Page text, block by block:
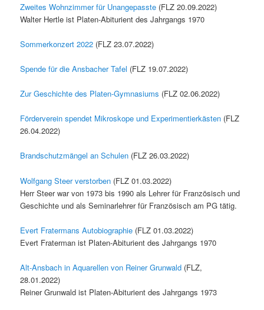
Zweites Wohnzimmer für Unangepasste (FLZ 20.09.2022)
Walter Hertle ist Platen-Abiturient des Jahrgangs 1970
Sommerkonzert 2022 (FLZ 23.07.2022)
Spende für die Ansbacher Tafel (FLZ 19.07.2022)
Zur Geschichte des Platen-Gymnasiums (FLZ 02.06.2022)
Förderverein spendet Mikroskope und Experimentierkästen (FLZ
26.04.2022)
Brandschutzmängel an Schulen (FLZ 26.03.2022)
Wolfgang Steer verstorben (FLZ 01.03.2022)
Herr Steer war von 1973 bis 1990 als Lehrer für Französisch und
Geschichte und als Seminarlehrer für Französisch am PG tätig.
Evert Fratermans Autobiographie (FLZ 01.03.2022)
Evert Fraterman ist Platen-Abiturient des Jahrgangs 1970
Alt-Ansbach in Aquarellen von Reiner Grunwald (FLZ,
28.01.2022)
Reiner Grunwald ist Platen-Abiturient des Jahrgangs 1973